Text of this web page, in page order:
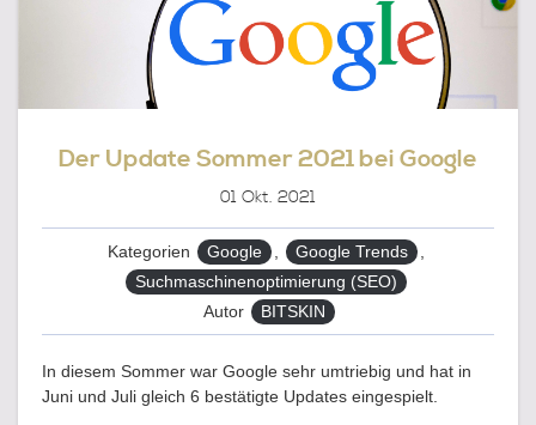
Der Update Sommer 2021 bei Google
01 Okt. 2021
Kategorien Google Google Trends
Suchmaschinenoptimierung (SEO)
Autor
BITSKIN
In diesem Sommer war Google sehr umtriebig und hat in
Juni und Juli gleich 6 bestätigte Updates eingespielt.